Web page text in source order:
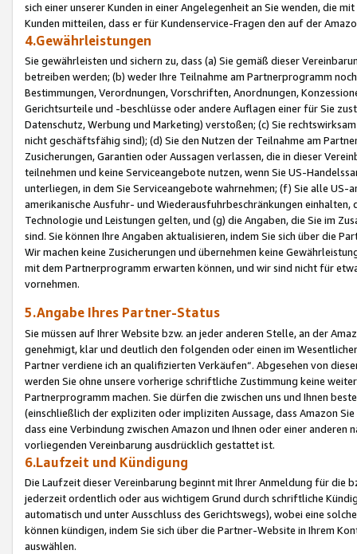
sich einer unserer Kunden in einer Angelegenheit an Sie wenden, die
Kunden mitteilen, dass er für Kundenservice-Fragen den auf der
4.Gewährleistungen
Sie gewährleisten und sichern zu, dass (a) Sie gemäß dieser
betreiben werden; (b) weder Ihre Teilnahme am Partnerprogramm
Bestimmungen, Verordnungen, Vorschriften, Anordnungen,
Gerichtsurteile und -beschlüsse oder andere Auflagen einer für Sie
Datenschutz, Werbung und Marketing) verstoßen; (c) Sie
nicht geschäftsfähig sind); (d) Sie den Nutzen der Teilnahme am
Zusicherungen, Garantien oder Aussagen verlassen, die in dieser
teilnehmen und keine Serviceangebote nutzen, wenn Sie US-
unterliegen, in dem Sie Serviceangebote wahrnehmen; (f) Sie alle
amerikanische Ausfuhr- und Wiederausfuhrbeschränkungen
Technologie und Leistungen gelten, und (g) die Angaben, die Sie im
sind. Sie können Ihre Angaben aktualisieren, indem Sie sich über die
Wir machen keine Zusicherungen und übernehmen keine
mit dem Partnerprogramm erwarten können, und wir sind nicht für
vornehmen.
5.Angabe Ihres Partner-Status
Sie müssen auf Ihrer Website bzw. an jeder anderen Stelle, an der
genehmigt, klar und deutlich den folgenden oder einen im
Partner verdiene ich an qualifizierten Verkäufen“. Abgesehen von
werden Sie ohne unsere vorherige schriftliche Zustimmung keine
Partnerprogramm machen. Sie dürfen die zwischen uns und Ihnen
(einschließlich der expliziten oder impliziten Aussage, dass Amazon
dass eine Verbindung zwischen Amazon und Ihnen oder einer
vorliegenden Vereinbarung ausdrücklich gestattet ist.
6.Laufzeit und Kündigung
Die Laufzeit dieser Vereinbarung beginnt mit Ihrer Anmeldung für die
jederzeit ordentlich oder aus wichtigem Grund durch schriftliche
automatisch und unter Ausschluss des Gerichtswegs), wobei eine
können kündigen, indem Sie sich über die Partner-Website in Ihrem
auswählen.